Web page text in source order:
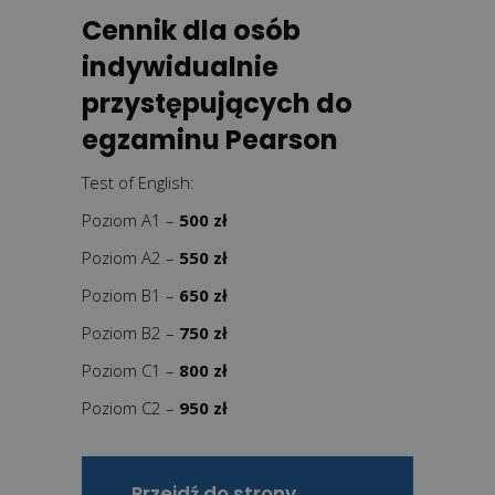
Cennik dla osób
indywidualnie
przystępujących do
egzaminu Pearson
Test of English:
Poziom A1 – 500 zł
Poziom A2 – 550 zł
Poziom B1 – 650 zł
Poziom B2 – 750 zł
Poziom C1 – 800 zł
Poziom C2 – 950 zł